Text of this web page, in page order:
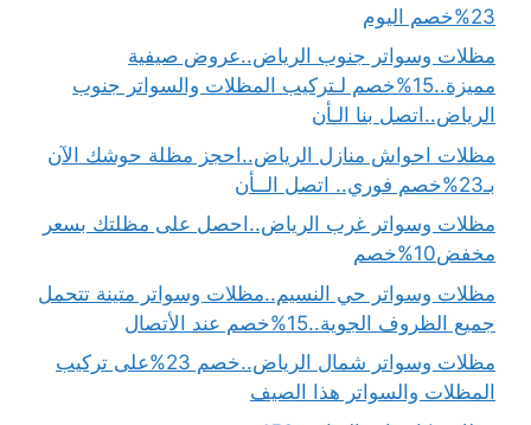
23%خصم اليوم
مظلات وسواتر جنوب الرياض..عروض صيفية
مميزة..15%خصم لـتركيب المظلات والسواتر جنوب
الرياض..اتصل بنا الـأن
مظلات احواش منازل الرياض..احجز مظلة حوشك الآن
بـ23%خصم فوري.. اتصل الــأن
مظلات وسواتر غرب الرياض..احصل على مظلتك بسعر
مخفض10%خصم
مظلات وسواتر حي النسيم..مظلات وسواتر متينة تتحمل
جميع الظروف الجوية..15%خصم عند الأتصال
مظلات وسواتر شمال الرياض..خصم 23%على تركيب
المظلات والسواتر هذا الصيف